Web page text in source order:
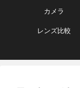
カメラ
レンズ比較